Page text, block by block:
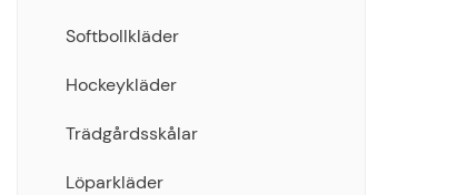
Softbollkläder
Hockeykläder
Trädgårdsskålar
Löparkläder